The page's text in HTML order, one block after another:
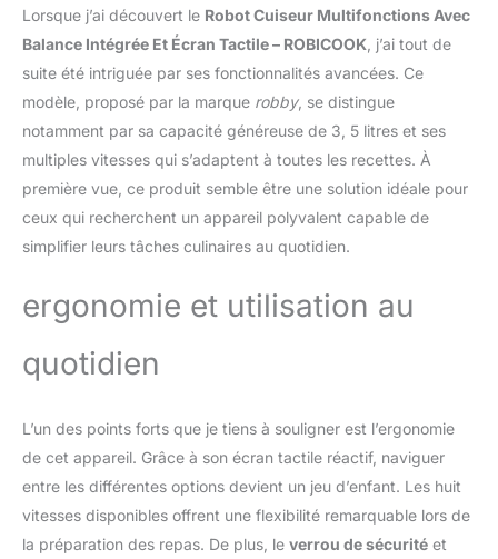
Des mises à jour
régulières permettrons à
votre robot de recevoir
des améliorations de
recettes ! Une multitude
d'accessoires sont inclus
pour une infinité de
pesée est également
incluse dans le RobiCook
! Doté d'un écran couleur
d'un bouton de
navigation ergonomique,
PROGRAMMES
AUTOMATIQUES
Accédez rapidement aux
fonctions essentielles en
cuisine. Les paramètres
de température, vitesse
Lorsque j’ai découvert le Robot Cuiseur Multifonctions Avec
Balance Intégrée Et Écran Tactile – ROBICOOK , j’ai tout de
suite été intriguée par ses fonctionnalités avancées. Ce
modèle, proposé par la marque robby, se distingue
notamment par sa capacité généreuse de 3, 5 litres et ses
multiples vitesses qui s’adaptent à toutes les recettes. À
première vue, ce produit semble être une solution idéale pour
ceux qui recherchent un appareil polyvalent capable de
simplifier leurs tâches culinaires au quotidien.
ergonomie et utilisation au
quotidien
L’un des points forts que je tiens à souligner est l’ergonomie
de cet appareil. Grâce à son écran tactile réactif, naviguer
entre les différentes options devient un jeu d’enfant. Les huit
vitesses disponibles offrent une flexibilité remarquable lors de
la préparation des repas. De plus, le verrou de sécurité et